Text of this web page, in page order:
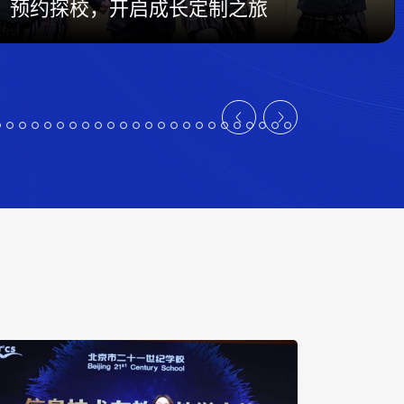
预约探校，开启成长定制之旅